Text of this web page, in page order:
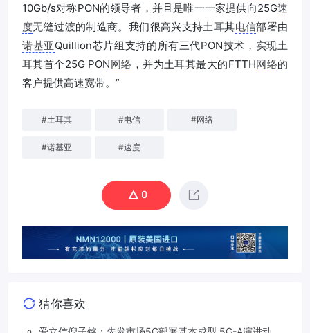
10Gb/s对称PON的领导者，并且是唯一一家提供向25G速
度无缝过渡的制造商。我们很高兴支持土耳其电信部署由
诺基亚 Quillion芯片组支持的所有三代PON技术，实现土
耳其首个25G PON网络 ，并为土耳其最大的FTTH网络的
客户提供高速宽带。”
#土耳其 #电信 #网络
#诺基亚 #速度
0
猜你喜欢